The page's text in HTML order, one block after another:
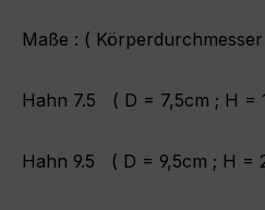
Maße : (
Hahn 7.5 ( D = 7,5cm ; H =
Hahn 9.5 ( D = 9,5cm ; H =